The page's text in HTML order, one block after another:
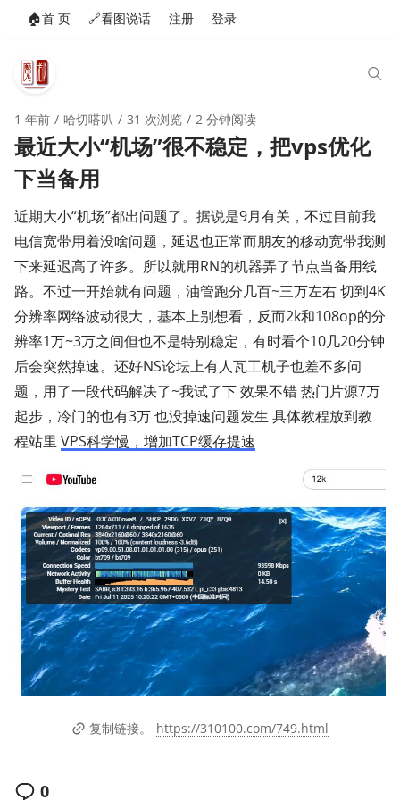
🏠️首 页 🔗看图说话 注册 登录
1 年前 哈切嗒叭 31 次浏览 2 分钟阅读
最近大小“机场”很不稳定，把vps优化
下当备用
近期大小“机场”都出问题了。据说是9月有关，不过目前我
电信宽带用着没啥问题，延迟也正常而朋友的移动宽带我测
下来延迟高了许多。所以就用RN的机器弄了节点当备用线
路。不过一开始就有问题，油管跑分几百~三万左右 切到4K
分辨率网络波动很大，基本上别想看，反而2k和108op的分
辨率1万~3万之间但也不是特别稳定，有时看个10几20分钟
后会突然掉速。还好NS论坛上有人瓦工机子也差不多问
题，用了一段代码解决了~我试了下 效果不错 热门片源7万
起步，冷门的也有3万 也没掉速问题发生 具体教程放到教
程站里 VPS科学慢，增加TCP缓存提速
复制链接。 https://310100.com/749.html
0